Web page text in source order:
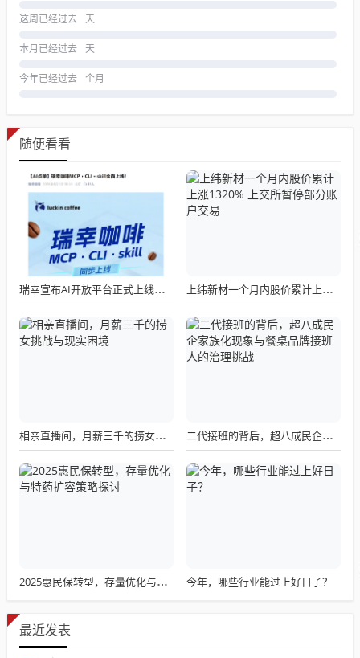
这周已经过去 天
本月已经过去 天
今年已经过去 个月
随便看看
瑞幸宣布AI开放平台正式上线，我们点了一杯试了试 上纬新材一个月内股价累计上涨1320% 上交所暂停部分账户交易
相亲直播间，月薪三千的捞女挑战与现实困境 二代接班的背后，超八成民企家族化现象与餐桌品牌接班人的治理挑战
2025惠民保转型，存量优化与特药扩容策略探讨 今年，哪些行业能过上好日子？
最近发表